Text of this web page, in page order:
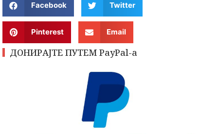
Facebook Twitter
Pinterest Email
ДОНИРАЈТЕ ПУТЕМ PayPal-a